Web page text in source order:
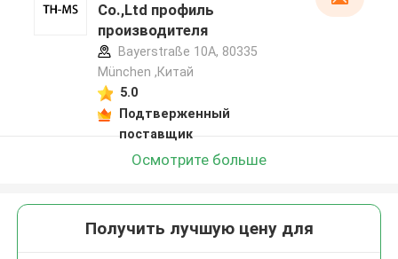
Co.,Ltd профиль
производителя
Bayerstraße 10A, 80335
München ,Китай
5.0
Подтверженный
поставщик
Осмотрите больше
Получить лучшую цену для